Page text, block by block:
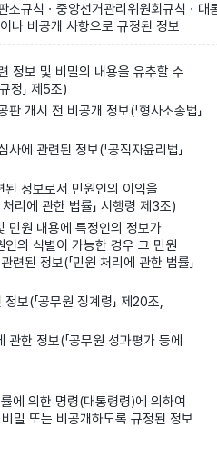
소규칙ㆍ중앙선거관리위원회규칙ㆍ대
나 비공개 사항으로 규정된 정보
정보 및 비밀의 내용을 유추할 수
정」 제5조)
개시 전 비공개 정보(「형사소송법」
에 관련된 정보(「공직자윤리법」
된 정보로서 민원인의 이익을
처리에 관한 법률」 시행령 제3조)
민원 내용에 특정인의 정보가
인의 식별이 가능한 경우 그 민원
련된 정보(「민원 처리에 관한 법률」
보(「공무원 징계령」 제20조,
한 정보(「공무원 성과평가 등에
에 의한 명령(대통령령)에 의하여
밀 또는 비공개하도록 규정된 정보